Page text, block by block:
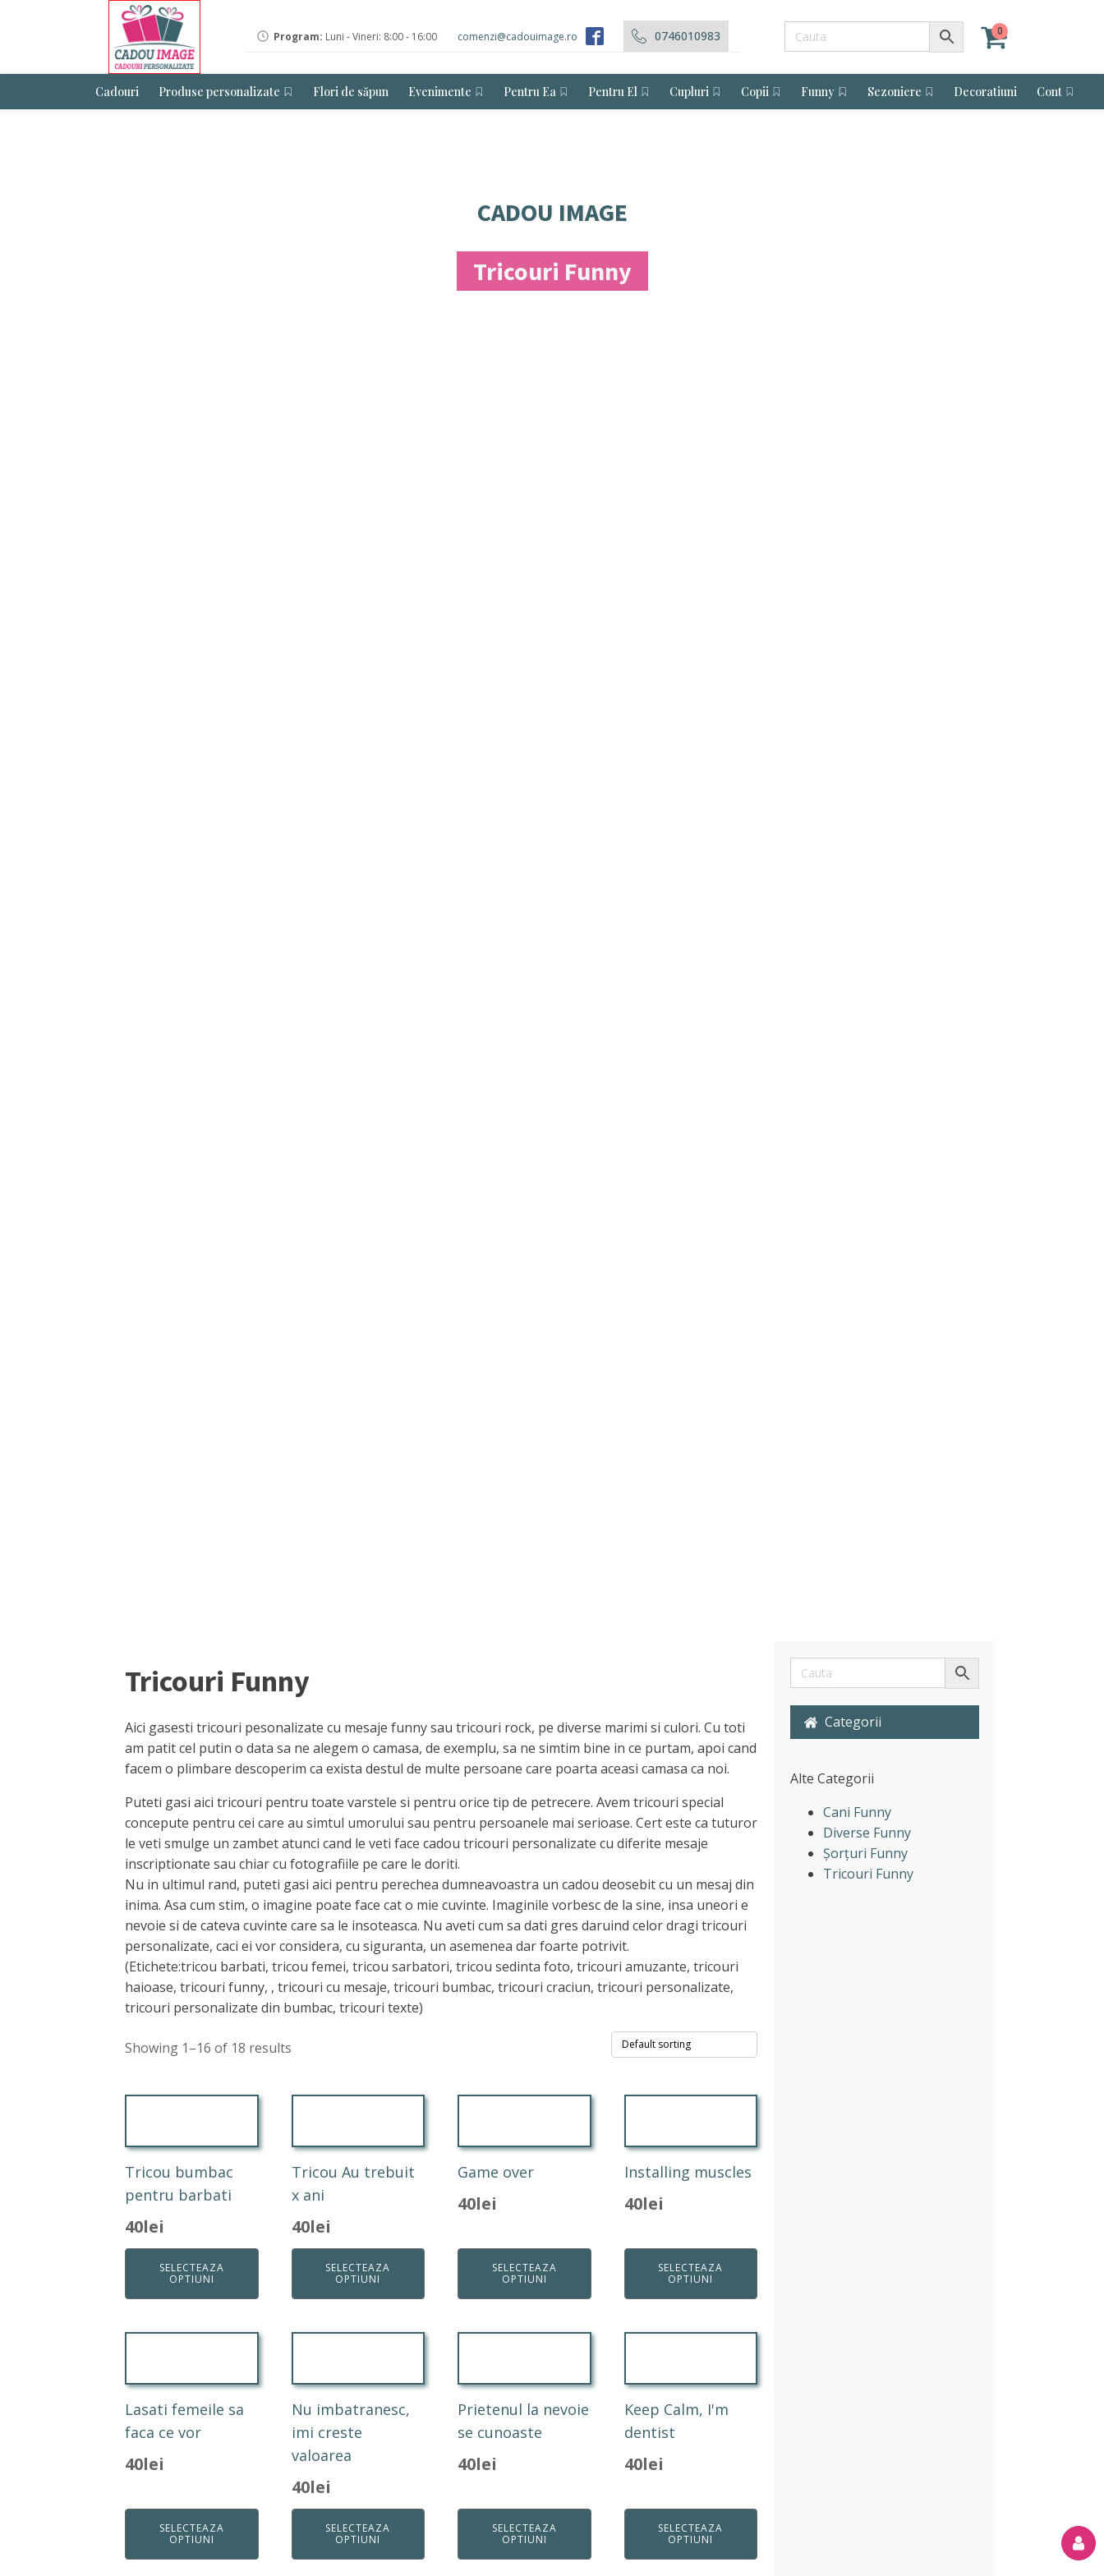
Program: Luni - Vineri: 8:00 - 16:00 comenzi@cadouimage.ro 0746010983 0
Cadouri Produse personalizate Flori de săpun Evenimente Pentru Ea Pentru El Cupluri Copii Funny Sezoniere Decoratiuni Cont
CADOU IMAGE
Tricouri Funny
Tricouri Funny
Aici gasesti tricouri pesonalizate cu mesaje funny sau tricouri rock, pe diverse marimi si culori. Cu toti
am patit cel putin o data sa ne alegem o camasa, de exemplu, sa ne simtim bine in ce purtam, apoi cand
facem o plimbare descoperim ca exista destul de multe persoane care poarta aceasi camasa ca noi.
Puteti gasi aici tricouri pentru toate varstele si pentru orice tip de petrecere. Avem tricouri special
concepute pentru cei care au simtul umorului sau pentru persoanele mai serioase. Cert este ca tuturor
le veti smulge un zambet atunci cand le veti face cadou tricouri personalizate cu diferite mesaje
inscriptionate sau chiar cu fotografiile pe care le doriti.
Nu in ultimul rand, puteti gasi aici pentru perechea dumneavoastra un cadou deosebit cu un mesaj din
inima. Asa cum stim, o imagine poate face cat o mie cuvinte. Imaginile vorbesc de la sine, insa uneori e
nevoie si de cateva cuvinte care sa le insoteasca. Nu aveti cum sa dati gres daruind celor dragi tricouri
personalizate, caci ei vor considera, cu siguranta, un asemenea dar foarte potrivit.
(Etichete:tricou barbati, tricou femei, tricou sarbatori, tricou sedinta foto, tricouri amuzante, tricouri
haioase, tricouri funny, , tricouri cu mesaje, tricouri bumbac, tricouri craciun, tricouri personalizate,
tricouri personalizate din bumbac, tricouri texte)
Showing 1–16 of 18 results
Tricou bumbac
pentru barbati
40lei
SELECTEAZA
OPTIUNI
Tricou Au trebuit
x ani
40lei
SELECTEAZA
OPTIUNI
Game over
40lei
SELECTEAZA
OPTIUNI
Installing muscles
40lei
SELECTEAZA
OPTIUNI
Lasati femeile sa
faca ce vor
40lei
SELECTEAZA
OPTIUNI
Nu imbatranesc,
imi creste
valoarea
40lei
SELECTEAZA
OPTIUNI
Prietenul la nevoie
se cunoaste
40lei
SELECTEAZA
OPTIUNI
Keep Calm, I'm
dentist
40lei
SELECTEAZA
OPTIUNI
Categorii
Alte Categorii
Cani Funny
Diverse Funny
Șorțuri Funny
Tricouri Funny